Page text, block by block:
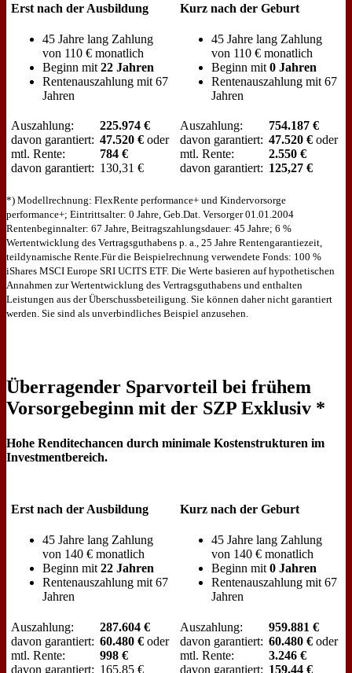
Erst nach der Ausbildung
45 Jahre lang Zahlung
von 110 € monatlich
Beginn mit 22 Jahren
Rentenauszahlung mit 67
Jahren
Auszahlung:
davon garantiert:
mtl. Rente:
davon garantiert:
225.974 €
47.520 € oder
784 €
130,31 €
Kurz nach der Geburt
45 Jahre lang Zahlung
von 110 € monatlich
Beginn mit 0 Jahren
Rentenauszahlung mit 67
Jahren
Auszahlung:
davon garantiert:
mtl. Rente:
davon garantiert:
754.187 €
47.520 € oder
2.550 €
125,27 €
*) Modellrechnung: FlexRente performance+ und Kindervorsorge
performance+; Eintrittsalter: 0 Jahre, Geb.Dat. Versorger 01.01.2004
Rentenbeginnalter: 67 Jahre, Beitragszahlungsdauer: 45 Jahre; 6 %
Wertentwicklung des Vertragsguthabens p. a., 25 Jahre Rentengarantiezeit,
teildynamische Rente.Für die Beispielrechnung verwendete Fonds: 100 %
iShares MSCI Europe SRI UCITS ETF. Die Werte basieren auf hypothetischen
Annahmen zur Wertentwicklung des Vertragsguthabens und enthalten
Leistungen aus der Überschussbeteiligung. Sie können daher nicht garantiert
werden. Sie sind als unverbindliches Beispiel anzusehen.
Überragender Sparvorteil bei frühem
Vorsorgebeginn mit der SZP Exklusiv *
Hohe Renditechancen durch minimale Kostenstrukturen im
Investmentbereich.
Erst nach der Ausbildung
45 Jahre lang Zahlung
von 140 € monatlich
Beginn mit 22 Jahren
Rentenauszahlung mit 67
Jahren
Auszahlung:
davon garantiert:
mtl. Rente:
davon garantiert:
287.604 €
60.480 € oder
998 €
165,85 €
Kurz nach der Geburt
45 Jahre lang Zahlung
von 140 € monatlich
Beginn mit 0 Jahren
Rentenauszahlung mit 67
Jahren
Auszahlung:
davon garantiert:
mtl. Rente:
davon garantiert:
959.881 €
60.480 € oder
3.246 €
159,44 €